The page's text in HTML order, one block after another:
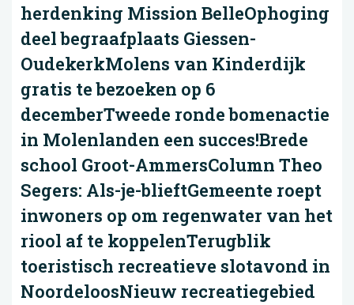
herdenking Mission BelleOphoging
deel begraafplaats Giessen-
OudekerkMolens van Kinderdijk
gratis te bezoeken op 6
decemberTweede ronde bomenactie
in Molenlanden een succes!Brede
school Groot-AmmersColumn Theo
Segers: Als-je-blieftGemeente roept
inwoners op om regenwater van het
riool af te koppelenTerugblik
toeristisch recreatieve slotavond in
NoordeloosNieuw recreatiegebied